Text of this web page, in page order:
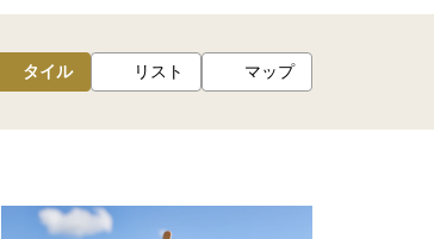
タイル リスト マップ